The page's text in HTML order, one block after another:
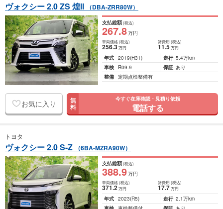
ヴォクシー 2.0 ZS 煌II （DBA-ZRR80W）
支払総額(税込)
267.8万円
車両価格(税込)
256.3万円
諸費用 (税込)
11.5 万円
年式 2019(H31) 走行 5.4万km
車検
R09.9 保証 あり
整備 定期点検整備有
お気に入り 無
料
今すぐ在庫確認・見積り依頼
電話する
トヨタ
ヴォクシー 2.0 S-Z （6BA-MZRA90W）
支払総額(税込)
388.9万円
車両価格(税込)
371.2万円
諸費用 (税込)
17.7 万円
年式 2023(R5) 走行 2.1万km